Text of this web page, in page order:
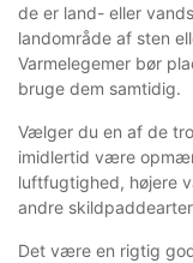
de er land- eller
landområde af sten
Varmelegemer bør
bruge dem samtidig.
Vælger du en af de
imidlertid være
luftfugtighed, højere
andre
Det være en rigtig